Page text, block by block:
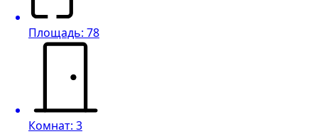
Площадь: 78
Комнат: 3